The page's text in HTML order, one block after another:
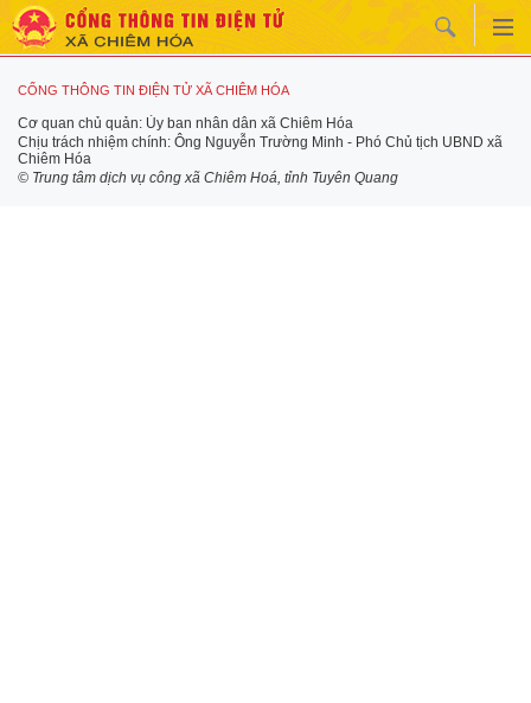
CỔNG THÔNG TIN ĐIỆN TỬ XÃ CHIÊM HÓA
Cơ quan chủ quản: Ủy ban nhân dân xã Chiêm Hóa
Chịu trách nhiệm chính: Ông Nguyễn Trường Minh - Phó Chủ tịch UBND xã
Chiêm Hóa
© Trung tâm dịch vụ công xã Chiêm Hoá, tỉnh Tuyên Quang